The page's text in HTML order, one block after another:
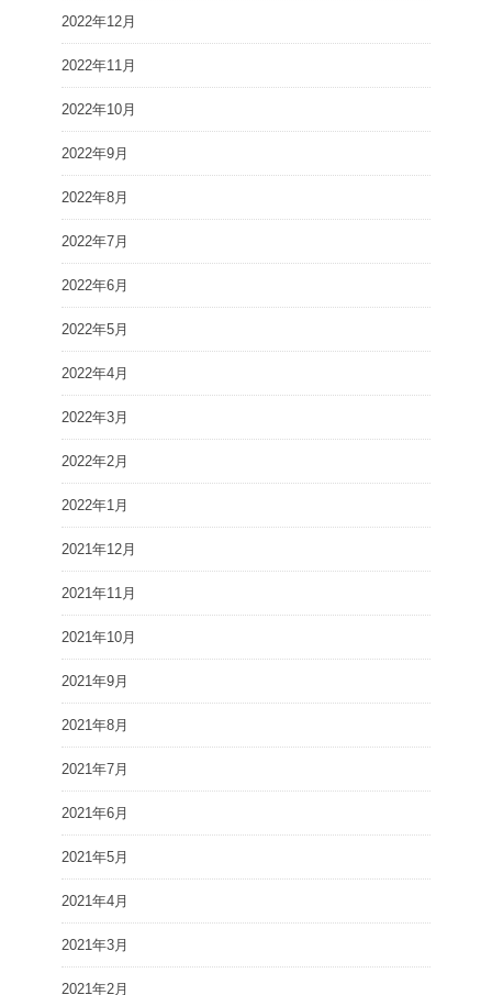
2022年12月
2022年11月
2022年10月
2022年9月
2022年8月
2022年7月
2022年6月
2022年5月
2022年4月
2022年3月
2022年2月
2022年1月
2021年12月
2021年11月
2021年10月
2021年9月
2021年8月
2021年7月
2021年6月
2021年5月
2021年4月
2021年3月
2021年2月